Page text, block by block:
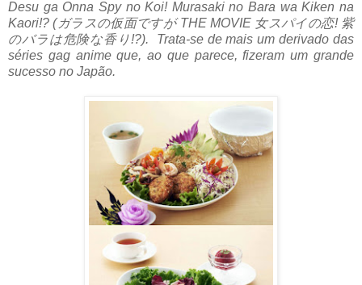
Desu ga Onna Spy no Koi! Murasaki no Bara wa Kiken na
Kaori!? (ガラスの仮面ですが THE MOVIE 女スパイの恋! 紫
のバラは危険な香り!?). Trata-se de mais um derivado das
séries gag anime que, ao que parece, fizeram um grande
sucesso no Japão.